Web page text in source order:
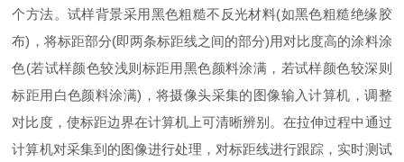
个方法。试样背景采用黑色粗糙不反光材料(如黑色粗糙绝缘胶
布)，将标距部分(即两条标距线之间的部分)用对比度高的涂料涂
色(若试样颜色较浅则标距用黑色颜料涂满，若试样颜色较深则
标距用白色颜料涂满)，将摄像头采集的图像输入计算机，调整
对比度，使标距边界在计算机上可清晰辨别。在拉伸过程中通过
计算机对采集到的图像进行处理，对标距线进行跟踪，实时测试